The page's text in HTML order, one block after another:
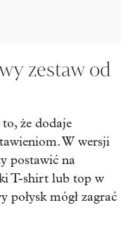
zestaw od
że dodaje
W wersji
postawić na
T-shirt lub top w
mógł zagrać